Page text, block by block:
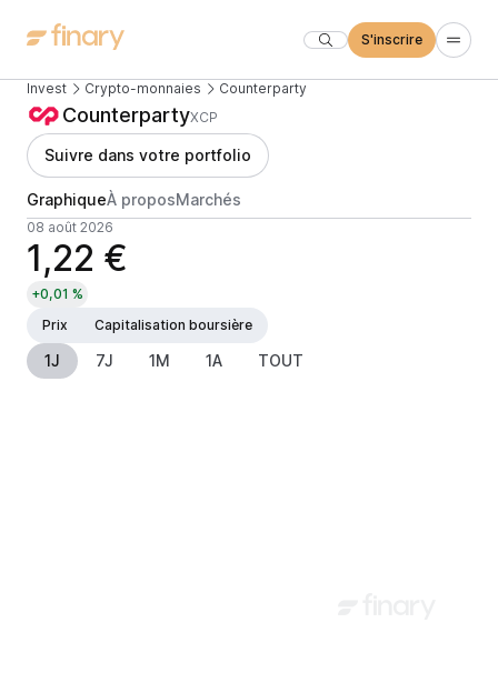
S'inscrire
Invest Crypto-monnaies Counterparty
CounterpartyXCP
Suivre dans votre portfolio
GraphiqueÀ proposMarchés
08 août 2026
1,22 €
+0,01 %
Prix
Capitalisation boursière
1J 7J 1M 1A TOUT